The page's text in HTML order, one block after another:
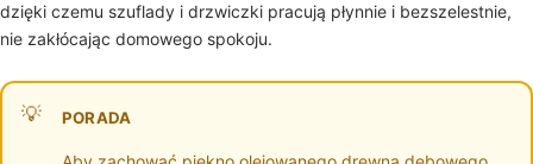
dzięki czemu szuflady i drzwiczki pracują płynnie i bezszelestnie,
nie zakłócając domowego spokoju.
PORADA